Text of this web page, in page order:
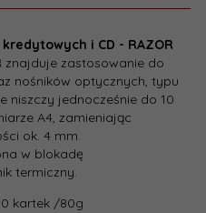
i CD - RAZOR
znajduje zastosowanie do
nośników optycznych, typu
niszczy jednocześnie do 10
A4, zamieniając
ok. 4 mm.
w blokadę
termiczny.
kartek /80g